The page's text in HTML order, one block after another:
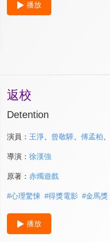
播放
返校
Detention
演員： 王淨、 曾敬驊、 傅孟柏
導演： 徐漢強
原著： 赤燭遊戲
#心理驚悚 #得獎電影 #金馬獎
播放